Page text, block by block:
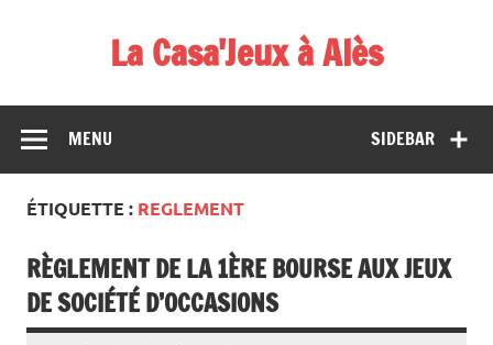
La Casa'Jeux à Alès
démos et de tournois
SIDEBAR
MENU
ÉTIQUETTE : REGLEMENT
RÈGLEMENT DE LA 1ÈRE BOURSE AUX JEUX
DE SOCIÉTÉ D’OCCASIONS